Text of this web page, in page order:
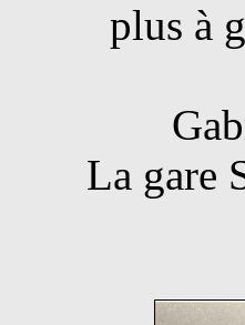
plus à
La gare